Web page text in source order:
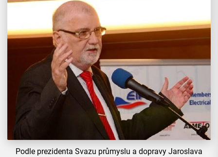
Podle prezidenta Svazu průmyslu a dopravy Jaroslava